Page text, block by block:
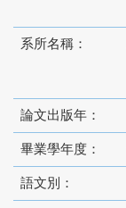
系所名稱：
論文出版年：
畢業學年度：
語文別：